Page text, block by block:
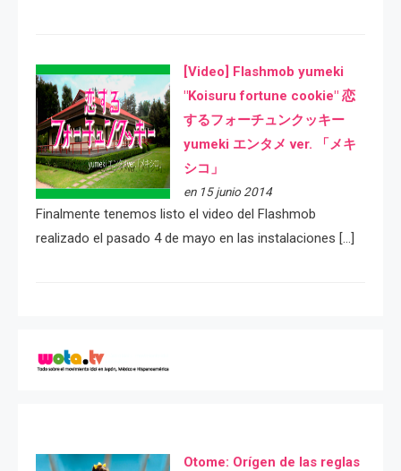
[Video] Flashmob yumeki
"Koisuru fortune cookie" 恋
するフォーチュンクッキー
yumeki エンタメ ver. 「メキ
シコ」
en 15 junio 2014
Finalmente tenemos listo el video del Flashmob
realizado el pasado 4 de mayo en las instalaciones […]
Otome: Orígen de las reglas